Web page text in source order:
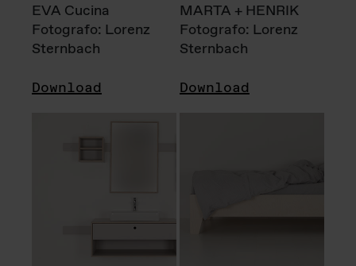
EVA Cucina
Fotografo: Lorenz
Sternbach
Download
MARTA + HENRIK
Fotografo: Lorenz
Sternbach
Download